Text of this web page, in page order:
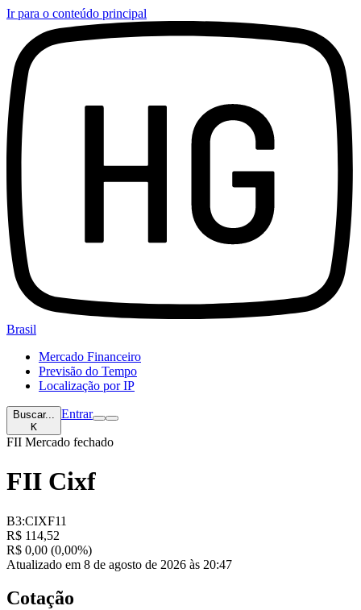
Ir para o conteúdo principal
Brasil
Mercado Financeiro
Previsão do Tempo
Localização por IP
Buscar...
K
Entrar
FII Mercado fechado
FII Cixf
B3:CIXF11
R$ 114,52
R$ 0,00 (0,00%)
Atualizado em 8 de agosto de 2026 às 20:47
Cotação